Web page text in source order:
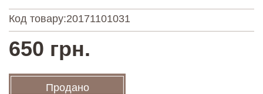
Код товару:20171101031
650 грн.
Продано